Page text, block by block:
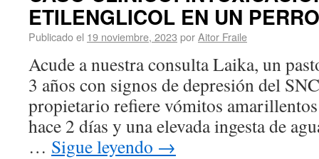
ETILENGLICOL EN UN PERRO
Publicado el 19 noviembre, 2023 porAitor Fraile
Acude a nuestra consulta Laika, un
3 años con signos de depresión del
propietario refiere vómitos amarillentos
hace 2 días y una elevada ingesta de
… Sigue leyendo →